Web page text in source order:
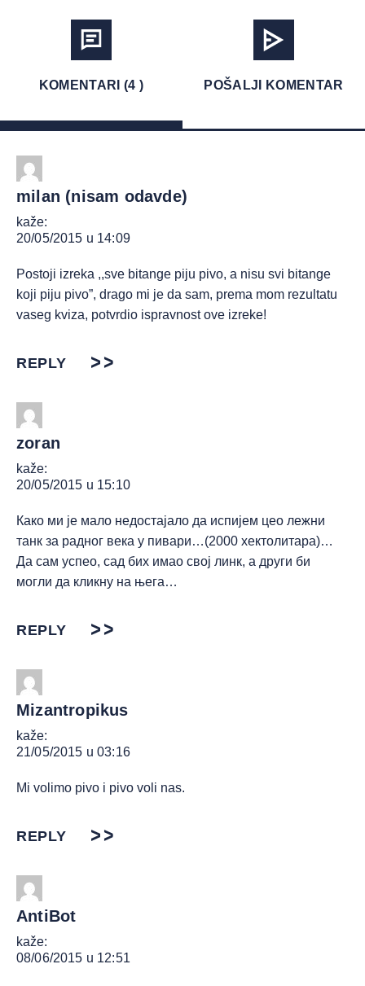
KOMENTARI (4 ) POŠALJI KOMENTAR
milan (nisam odavde)
kaže:
20/05/2015 u 14:09
Postoji izreka ,,sve bitange piju pivo, a nisu svi bitange
koji piju pivo”, drago mi je da sam, prema mom rezultatu
vaseg kviza, potvrdio ispravnost ove izreke!
REPLY
zoran
kaže:
20/05/2015 u 15:10
Како ми је мало недостајало да испијем цео лежни
танк за радног века у пивари…(2000 хектолитара)…
Да сам успео, сад бих имао свој линк, а други би
могли да кликну на њега…
REPLY
Mizantropikus
kaže:
21/05/2015 u 03:16
Mi volimo pivo i pivo voli nas.
REPLY
AntiBot
kaže:
08/06/2015 u 12:51